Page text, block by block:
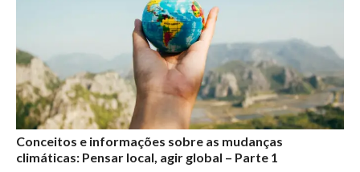
Conceitos e informações sobre as mudanças
climáticas: Pensar local, agir global – Parte 1